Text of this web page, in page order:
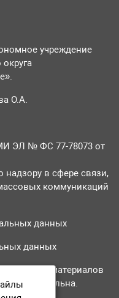
учреждение
О.А.
ЭЛ № ФС 77-78073 от
в сфере связи,
коммуникаций
данных
данных
материалов
обязательна.